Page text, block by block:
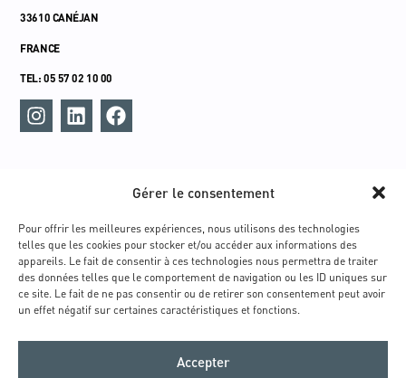
Gérer le consentement
Pour offrir les meilleures expériences, nous utilisons des technologies
telles que les cookies pour stocker et/ou accéder aux informations des
appareils. Le fait de consentir à ces technologies nous permettra de traiter
des données telles que le comportement de navigation ou les ID uniques sur
ce site. Le fait de ne pas consentir ou de retirer son consentement peut avoir
un effet négatif sur certaines caractéristiques et fonctions.
Accepter
33610 CANÉJAN
FRANCE
TEL: 05 57 02 10 00
UNIVERS
TECHNOLOGIE INTEGRATIVE®
TECHNOLOGIE RETARGETING®
TECHNOLOGIE RBIO